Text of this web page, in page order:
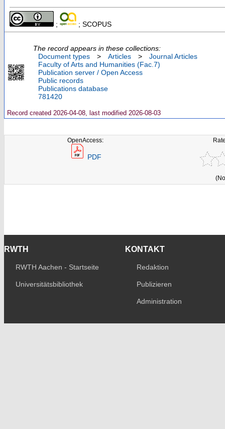
; ; SCOPUS
The record appears in these collections:
Document types
> Articles >
Journal Articles
Faculty of Arts and Humanities (Fac.7)
Publication server / Open Access
Public records
Publications database
781420
Record created 2026-04-08, last modified 2026-08-03
OpenAccess:
PDF
RWTH
RWTH Aachen - Startseite
Universitätsbibliothek
KONTAKT
Redaktion
Publizieren
Administration